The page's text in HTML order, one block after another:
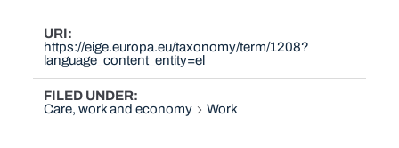
URI
https://eige.europa.eu/taxonomy/term/1208?
language_content_entity=el
FILED UNDER
Care, work and economy
Work